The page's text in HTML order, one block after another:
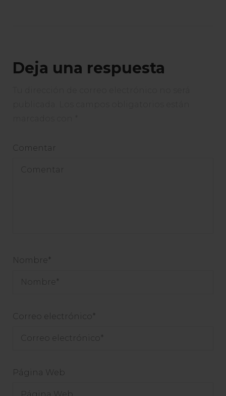
Deja una respuesta
Comentar
Nombre *
Correo electrónico *
Página Web